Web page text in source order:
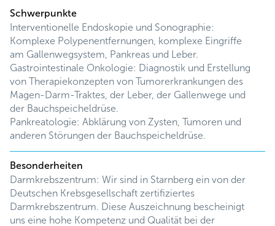
Schwerpunkte
Interventionelle Endoskopie und Sonographie:
Komplexe Polypenentfernungen, komplexe Eingriffe
am Gallenwegsystem, Pankreas und Leber.
Gastrointestinale Onkologie: Diagnostik und Erstellung
von Therapiekonzepten von Tumorerkrankungen des
Magen-Darm-Traktes, der Leber, der Gallenwege und
der Bauchspeicheldrüse.
Pankreatologie: Abklärung von Zysten, Tumoren und
anderen Störungen der Bauchspeicheldrüse.
Besonderheiten
Darmkrebszentrum: Wir sind in Starnberg ein von der
Deutschen Krebsgesellschaft zertifiziertes
Darmkrebszentrum. Diese Auszeichnung bescheinigt
uns eine hohe Kompetenz und Qualität bei der